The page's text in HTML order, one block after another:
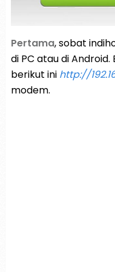
Pertama, sobat
di PC atau di
berikut ini http://
modem.